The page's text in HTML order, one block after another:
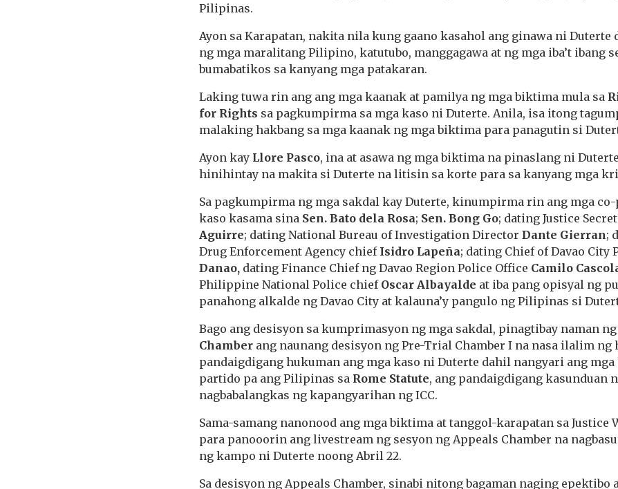
Pilipinas.
Ayon sa Karapatan, nakita nila kung gaano kasahol ang ginawa ni Duterte
ng mga maralitang Pilipino, katutubo, manggagawa at ng mga iba’t ibang
bumabatikos sa kanyang mga patakaran.
Laking tuwa rin ang ang mga kaanak at pamilya ng mga biktima mula sa
for Rights sa pagkumpirma sa mga kaso ni Duterte. Anila, isa itong
malaking hakbang sa mga kaanak ng mga biktima para panagutin si
Ayon kay Llore Pasco, ina at asawa ng mga biktima na pinaslang ni
hinihintay na makita si Duterte na litisin sa korte para sa kanyang mga
Sa pagkumpirma ng mga sakdal kay Duterte, kinumpirma rin ang mga
kaso kasama sina Sen. Bato dela Rosa; Sen. Bong Go; dating Justice
Aguirre; dating National Bureau of Investigation Director Dante Gierran;
Drug Enforcement Agency chiefIsidro Lapeña; dating Chief of Davao City
Danao, dating Finance Chief ng Davao Region Police Office Camilo
Philippine National Police chief Oscar Albayalde at iba pang opisyal ng
panahong alkalde ng Davao City at kalauna’y pangulo ng Pilipinas si
Bago ang desisyon sa kumprimasyon ng mga sakdal, pinagtibay naman ng
Chamber ang naunang desisyon ng Pre-Trial Chamber I na nasa ilalim
pandaigdigang hukuman ang mga kaso ni Duterte dahil nangyari ang
partido pa ang Pilipinas sa Rome Statute, ang pandaigdigang kasunduan
nagbabalangkas ng kapangyarihan ng ICC.
Sama-samang nanonood ang mga biktima at tanggol-karapatan sa Justice
para panooorin ang livestream ng sesyon ng Appeals Chamber na
ng kampo ni Duterte noong Abril 22.
Sa desisyon ng Appeals Chamber, sinabi nitong bagaman naging epektibo